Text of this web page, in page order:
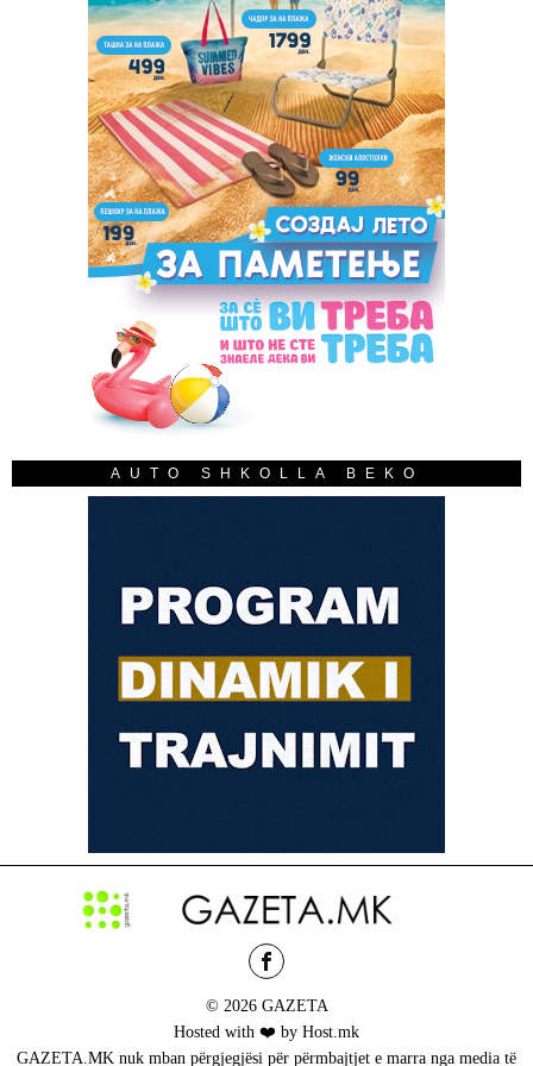
AUTO SHKOLLA BEKO
© 2026 GAZETA
Hosted with ❤️ by Host.mk
GAZETA.MK nuk mban përgjegjësi për përmbajtjet e marra nga media të